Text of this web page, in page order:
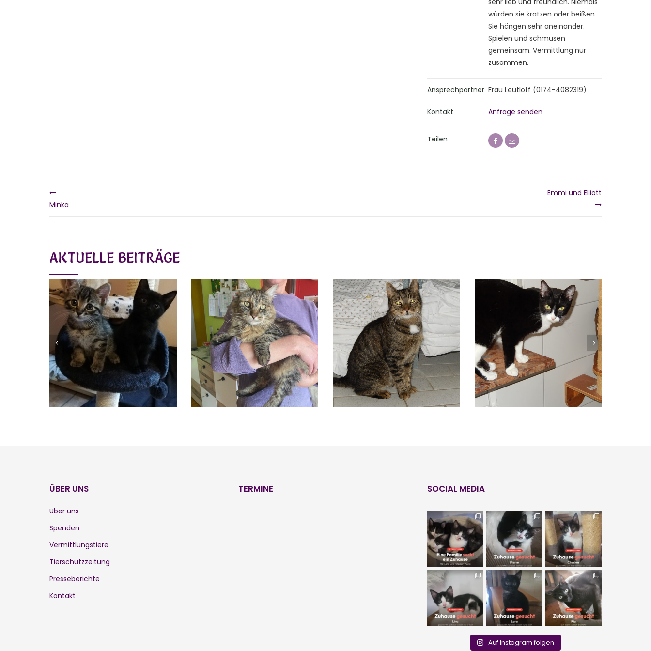
sehr lieb und freundlich. Niemals
würden sie kratzen oder beißen.
Sie hängen sehr aneinander.
Spielen und schmusen
gemeinsam. Vermittlung nur
zusammen.
Ansprechpartner Frau Leutloff (0174-4082319)
Kontakt Anfrage senden
Teilen
Minka
Emmi und Elliott
AKTUELLE BEITRÄGE
MOMO UND MOGLI
Vermittelt
CLEO
Vermittelt
EDDY
Vermittelt
BAMBA
Vermittelt
ÜBER UNS
Über uns
Spenden
Vermittlungstiere
Tierschutzzeitung
Presseberichte
Kontakt
TERMINE SOCIAL MEDIA
Auf Instagram folgen